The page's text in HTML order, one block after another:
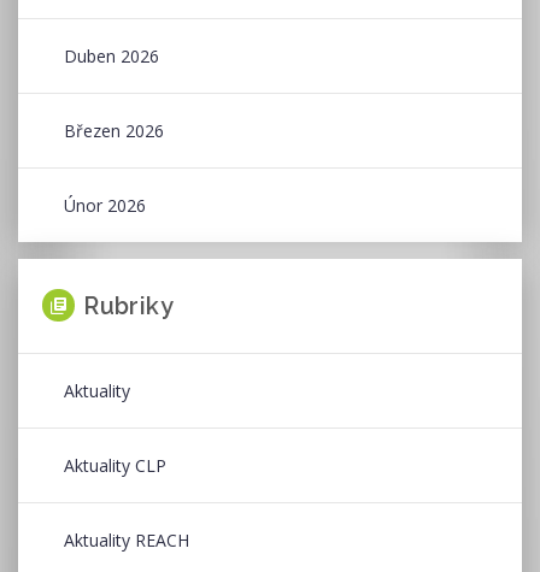
Duben 2026
Březen 2026
Únor 2026
Rubriky
Aktuality
Aktuality CLP
Aktuality REACH